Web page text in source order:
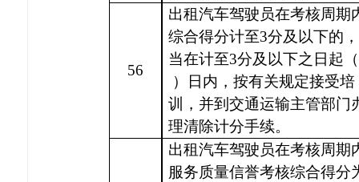
56
出租汽车驾驶员在考核周期
综合得分计至3分及以下的
当在计至3分及以下之日起（
）日内，按有关规定接受培
训，并到交通运输主管部门
理清除计分手续。
出租汽车驾驶员在考核周期
服务质量信誉考核综合得分